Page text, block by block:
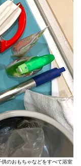
のおもちゃなどをすべて浴室